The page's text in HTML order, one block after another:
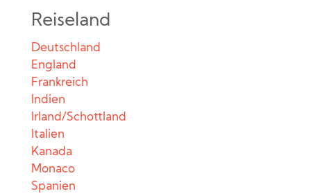
Reiseland
Deutschland
England
Frankreich
Indien
Irland/Schottland
Italien
Kanada
Monaco
Spanien